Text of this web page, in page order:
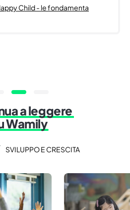
Child - le fondamenta
a leggere
Wamily
SVILUPPO E CRESCITA